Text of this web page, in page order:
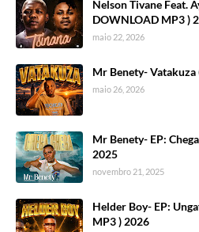
Nelson Tivane Feat.
DOWNLOAD MP3 )
maio 22, 2026
Mr Benety-
maio 26, 2026
Mr Benety- EP:
2025
novembro 21, 2025
Helder Boy- EP:
MP3 ) 2026